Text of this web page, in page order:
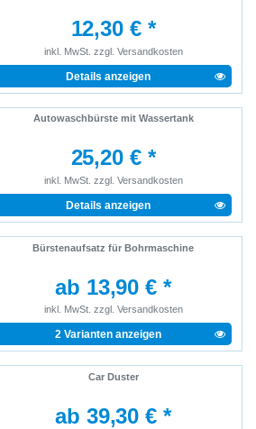
12,30 € *
inkl. MwSt. zzgl. Versandkosten
Details anzeigen
Autowaschbürste mit Wassertank
25,20 € *
inkl. MwSt. zzgl. Versandkosten
Details anzeigen
Bürstenaufsatz für Bohrmaschine
ab 13,90 € *
inkl. MwSt. zzgl. Versandkosten
2 Varianten anzeigen
Car Duster
ab 39,30 € *